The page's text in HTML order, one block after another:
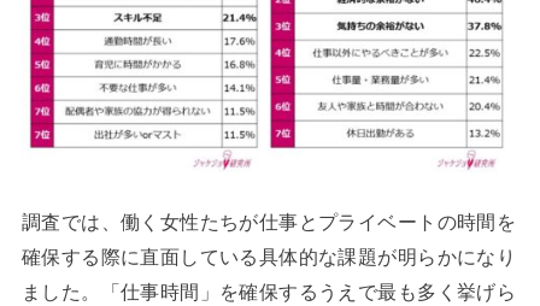
調査では、働く女性たちが仕事とプライベートの時間を
確保する際に直面している具体的な課題が明らかになり
ました。「仕事時間」を確保するうえで最も多く挙げら